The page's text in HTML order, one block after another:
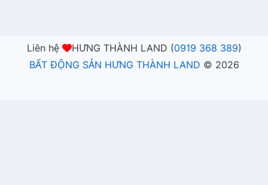
Liên hệ HƯNG THÀNH LAND (0919 368 389)
BẤT ĐỘNG SẢN HƯNG THÀNH LAND © 2026